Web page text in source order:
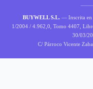
BUYWELL S.L. — Inscrita en
1/2004 / 4.962,0, Tomo 4407,
30/03/
C/ Párroco Vicente